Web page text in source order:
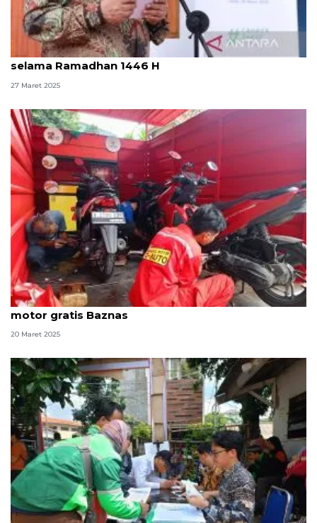
Baznas RI lakukan renovasi 100 rumah mustahik
selama Ramadhan 1446 H
27 Maret 2025
Warga lebih yakin mudik usai ikut layanan servis
motor gratis Baznas
20 Maret 2025